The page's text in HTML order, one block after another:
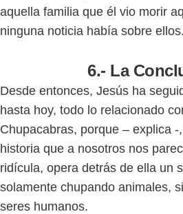
aquella familia que él vio morir
ninguna noticia había sobre ellos.
6.- La
Desde entonces, Jesús ha
hasta hoy, todo lo relacionado
Chupacabras, porque – explica -
historia que a nosotros nos
ridícula, opera detrás de ella un
solamente chupando animales,
seres humanos.